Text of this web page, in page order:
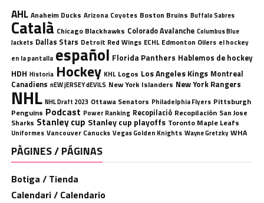
AHL Anaheim Ducks Arizona Coyotes Boston Bruins Buffalo Sabres
Català Chicago Blackhawks Colorado Avalanche Columbus Blue
Jackets Dallas Stars Detroit Red Wings ECHL Edmonton Oilers el hockey
en la pantalla español Florida Panthers Hablemos de hockey
HDH Historia Hockey KHL Logos Los Angeles Kings Montreal
Canadiens nEW jERSEY dEVILS New York Islanders New York Rangers
NHL NHL Draft 2023 Ottawa Senators Philadelphia Flyers Pittsburgh
Penguins Podcast Power Ranking Recopilació Recopilación San Jose
Sharks Stanley cup Stanley cup playoffs Toronto Maple Leafs
Uniformes Vancouver Canucks Vegas Golden Knights Wayne Gretzky WHA
PÀGINES / PÁGINAS
Botiga / Tienda
Calendari / Calendario